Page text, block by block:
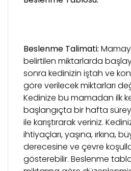
Beslenme Talimati:
belirtilen miktarlarda
sonra kedinizin iştah ve
göre verilecek miktarları
Kedinize bu mamadan ilk
başlangıçta bir hafta
ile karıştırarak veriniz.
ihtiyaçları, yaşına, ırkına,
derecesine ve çevre
gösterebilir. Beslenme